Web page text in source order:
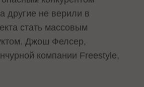
другие не верили в
стать массовым
Джош Фелсер,
компании Freestyle,